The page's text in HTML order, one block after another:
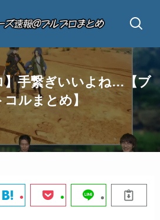
】手繋ぎいいよね…【ブ
コルまとめ】